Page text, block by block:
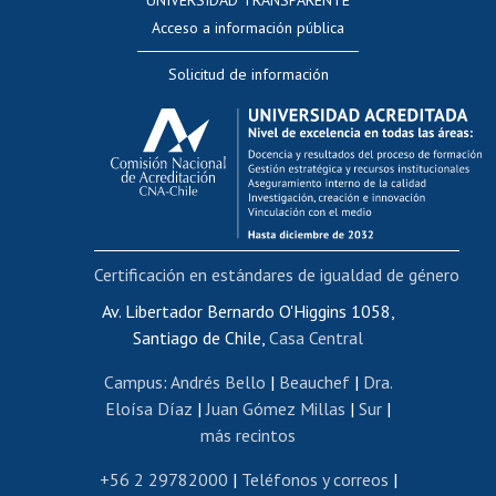
Evaluación docente
Calificación académica
Postulación al AUCAI
Funcionarias/os
Cursos internos de capacitación
Bienestar del personal
Portal de movilidad interna
Certificado de renta
Certificado de renta honorarios
Editar páginas blancas
Extranjeras/os
Revalidación y reconocimiento de títulos
Acceso a información pública
Solicitud de información
Av. Libertador Bernardo O'Higgins 1058,
Santiago de Chile, Casa Central
Campus: Andrés Bello | Beauchef| Dra.
Eloísa Díaz |Juan Gómez Millas | Sur |
más recintos
+56 2 29782000 | Teléfonos y correos |
Certificación en estándares de igualdad de género